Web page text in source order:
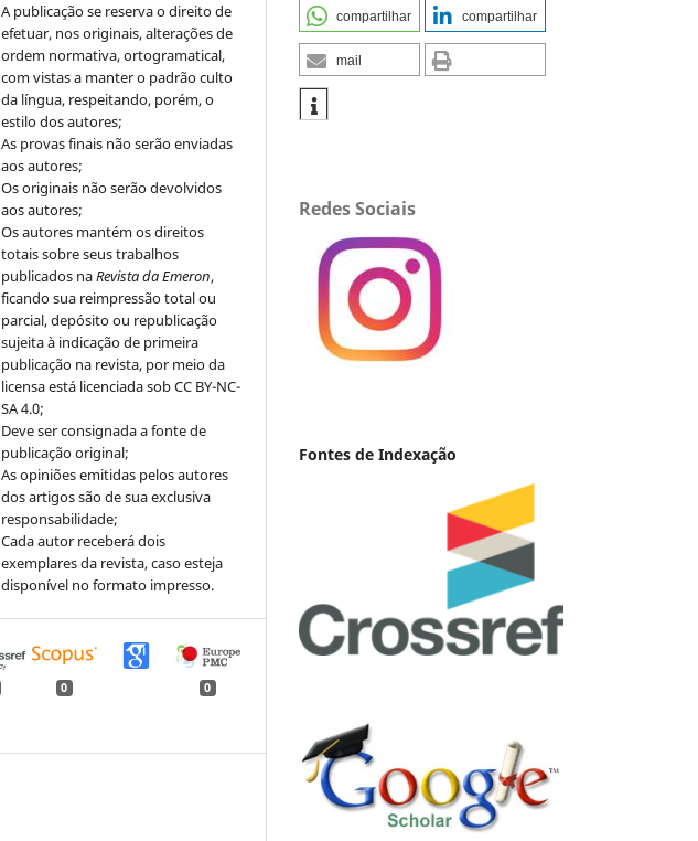
A publicação se reserva o direito de
efetuar, nos originais, alterações de
ordem normativa, ortogramatical,
com vistas a manter o padrão culto
da língua, respeitando, porém, o
estilo dos autores;
As provas finais não serão enviadas
aos autores;
Os originais não serão devolvidos
aos autores;
Os autores mantém os direitos
totais sobre seus trabalhos
publicados naRevista da Emeron,
ficando sua reimpressão total ou
parcial, depósito ou republicação
sujeita à indicação de primeira
publicação na revista, por meio da
licensa está licenciada sob CC BY-NC-
SA 4.0;
Deve ser consignada a fonte de
publicação original;
As opiniões emitidas pelos autores
dos artigos são de sua exclusiva
responsabilidade;
Cada autor receberá dois
exemplares da revista, caso esteja
disponível no formato impresso.
0 0
compartilhar compartilhar
mail
Redes Sociais
Fontes de Indexação